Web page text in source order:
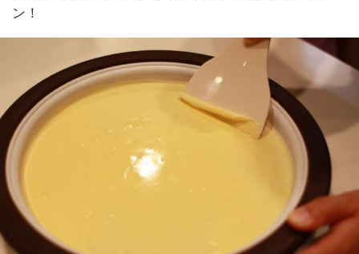
ン！